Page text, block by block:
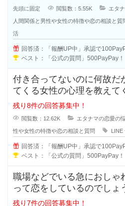
先頭に固定 閲覧数：5.55K エタ
人間関係と男性や女性の特徴や恋の相談と質
活
回答済：「報酬UP中」承認で
ベスト：「公式の質問」500PayPay！
付き合ってないのに何故だ
てくる女性の心理を教えて
ールなのか、好きなのか分
残り8件の回答募集中！
閲覧数：12.62K エタナマの恋愛の
性や女性の特徴や恋の相談と質問 LINE
回答済：「報酬UP中」承認で
ベスト：「公式の質問」500PayPay！
職場などでいる急におしゃ
って恋をしているのでしょ
で付き合っている状態だと
残り7件の回答募集中！